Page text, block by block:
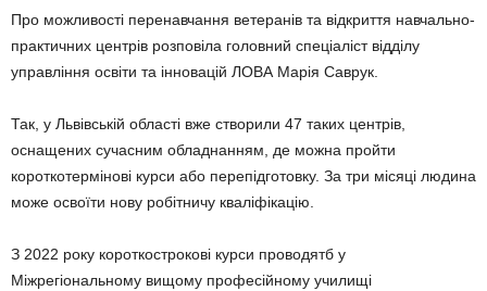
Про можливості перенавчання ветеранів та відкриття навчально-
практичних центрів розповіла головний спеціаліст відділу
управління освіти та інновацій ЛОВА Марія Саврук.
Так, у Львівській області вже створили 47 таких центрів,
оснащених сучасним обладнанням, де можна пройти
короткотермінові курси або перепідготовку. За три місяці людина
може освоїти нову робітничу кваліфікацію.
З 2022 року короткострокові курси проводятб у
Міжрегіональному вищому професійному училищі